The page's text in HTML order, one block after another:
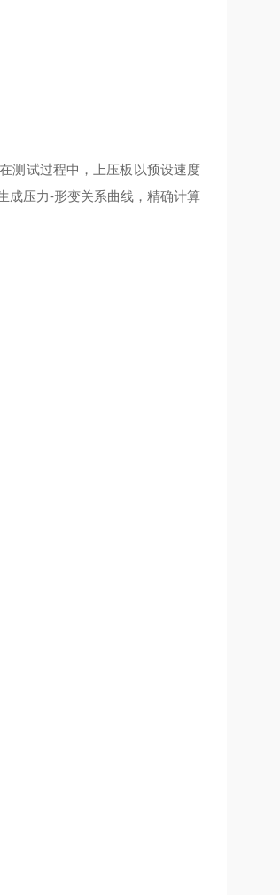
测试过程中，上压板以预设速度
成压力-形变关系曲线，精确计算